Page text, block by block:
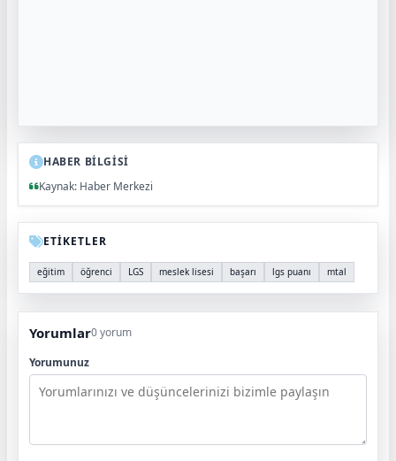
HABER BİLGİSİ
Kaynak: Haber Merkezi
ETİKETLER
eğitim öğrenci LGS meslek lisesi başarı lgs puanı mtal
Yorumlar0 yorum
Yorumunuz